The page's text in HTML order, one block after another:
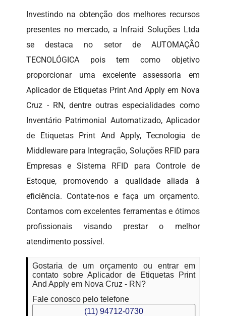
Investindo na obtenção dos melhores recursos
presentes no mercado, a Infraid Soluções Ltda
se destaca no setor de AUTOMAÇÃO
TECNOLÓGICA pois tem como objetivo
proporcionar uma excelente assessoria em
Aplicador de Etiquetas Print And Apply em Nova
Cruz - RN, dentre outras especialidades como
Inventário Patrimonial Automatizado, Aplicador
de Etiquetas Print And Apply, Tecnologia de
Middleware para Integração, Soluções RFID para
Empresas e Sistema RFID para Controle de
Estoque, promovendo a qualidade aliada à
eficiência. Contate-nos e faça um orçamento.
Contamos com excelentes ferramentas e ótimos
profissionais visando prestar o melhor
atendimento possível.
Gostaria de um orçamento ou entrar em
contato sobre Aplicador de Etiquetas Print
And Apply em Nova Cruz - RN?
Fale conosco pelo telefone
(11) 94712-0730